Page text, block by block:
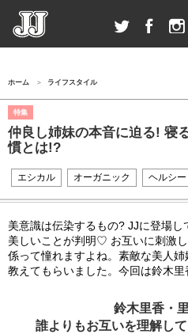
ホーム ライフスタイル
特集
仲良し姉妹の本音に迫る! 寝
慣とは!?
エシカル オーガニック ヘルシー
美意識は伝染するもの? JJに登場
美しいことが判明♡ お互いに刺激
係って憧れますよね。素敵な美人
教えてもらいました。今回は鈴木里
鈴木里香・
誰よりもお互いを理解し